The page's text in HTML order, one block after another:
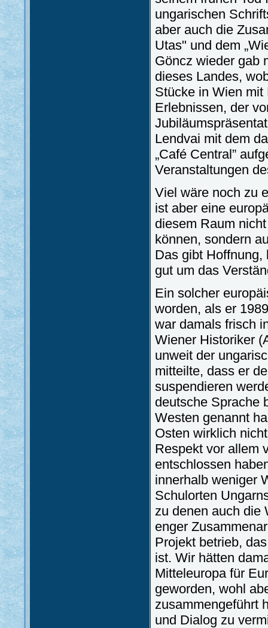
ungarischen
aber auch die
Utas" und dem
Göncz wieder gab
dieses Landes,
Stücke in Wien
Erlebnissen, der
Lendvai mit dem
„Café Central”
Veranstaltungen
Viel wäre noch zu
ist aber eine
diesem Raum
können, sondern
Das gibt
gut um das
Ein solcher
worden, als er
war damals frisch
Wiener Historiker
unweit der
mitteilte, dass er
suspendieren
deutsche Sprache
Westen genannt
Osten wirklich
Respekt vor allem
entschlossen
innerhalb weniger
Schulorten
zu denen auch die
enger
Projekt betrieb,
ist. Wir hätten
Mitteleuropa für
geworden, wohl
zusammengeführt
und Dialog zu